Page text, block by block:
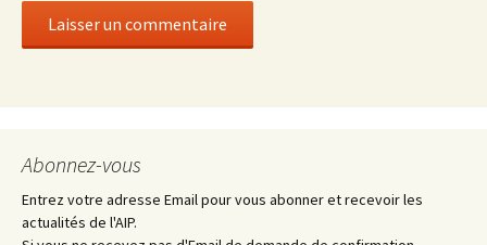
Abonnez-vous
Entrez votre adresse Email pour vous abonner et recevoir les
actualités de l'AIP.